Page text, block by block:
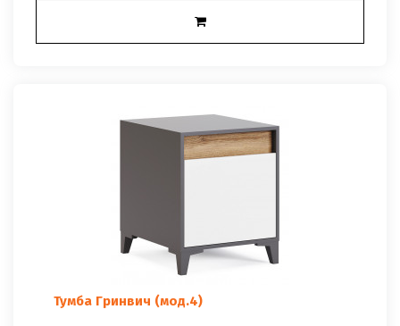
Тумба Гринвич (мод.4)